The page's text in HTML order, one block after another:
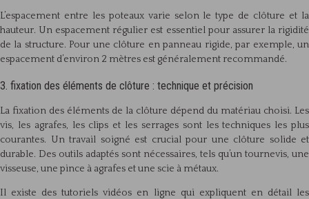
L’espacement entre les poteaux varie selon le type de clôture et la
hauteur. Un espacement régulier est essentiel pour assurer la rigidité
de la structure. Pour une clôture en panneau rigide, par exemple, un
espacement d’environ 2 mètres est généralement recommandé.
3. fixation des éléments de clôture : technique et précision
La fixation des éléments de la clôture dépend du matériau choisi. Les
vis, les agrafes, les clips et les serrages sont les techniques les plus
courantes. Un travail soigné est crucial pour une clôture solide et
durable. Des outils adaptés sont nécessaires, tels qu’un tournevis, une
visseuse, une pince à agrafes et une scie à métaux.
Il existe des tutoriels vidéos en ligne qui expliquent en détail les